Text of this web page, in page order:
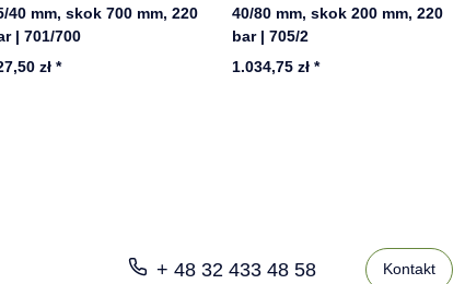
40 mm, skok 700 mm, 220
| 701/700
zł*
40/80 mm, skok 200 mm, 220
bar | 705/2
1.034,75 zł*
+ 48 32 433 48 58 Kontakt